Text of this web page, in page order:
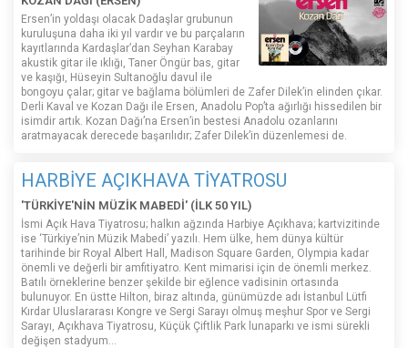
Ersen’in yoldaşı olacak Dadaşlar grubunun
kuruluşuna daha iki yıl vardır ve bu parçaların
kayıtlarında Kardaşlar’dan Seyhan Karabay
akustik gitar ile ıklığı, Taner Öngür bas, gitar
ve kaşığı, Hüseyin Sultanoğlu davul ile
bongoyu çalar; gitar ve bağlama bölümleri de Zafer Dilek’in elinden çıkar.
Derli Kaval ve Kozan Dağı ile Ersen, Anadolu Pop’ta ağırlığı hissedilen bir
isimdir artık. Kozan Dağı’na Ersen’in bestesi Anadolu ozanlarını
aratmayacak derecede başarılıdır; Zafer Dilek’in düzenlemesi de.
HARBİYE AÇIKHAVA TİYATROSU
'TÜRKİYE'NİN MÜZİK MABEDİ' (İLK 50 YIL)
İsmi Açık Hava Tiyatrosu; halkın ağzında Harbiye Açıkhava; kartvizitinde
ise ‘Türkiye’nin Müzik Mabedi’ yazılı. Hem ülke, hem dünya kültür
tarihinde bir Royal Albert Hall, Madison Square Garden, Olympia kadar
önemli ve değerli bir amfitiyatro. Kent mimarisi için de önemli merkez.
Batılı örneklerine benzer şekilde bir eğlence vadisinin ortasında
bulunuyor. En üstte Hilton, biraz altında, günümüzde adı İstanbul Lütfi
Kırdar Uluslararası Kongre ve Sergi Sarayı olmuş meşhur Spor ve Sergi
Sarayı, Açıkhava Tiyatrosu, Küçük Çiftlik Park lunaparkı ve ismi sürekli
değişen stadyum…